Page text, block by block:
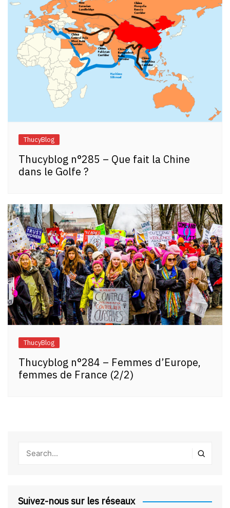
ThucyBlog
Thucyblog n°285 – Que fait la Chine
dans le Golfe ?
ThucyBlog
Thucyblog n°284 – Femmes d’Europe,
femmes de France (2/2)
Suivez-nous sur les réseaux